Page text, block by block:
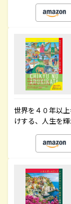
世界を４０年以
けする、人生を